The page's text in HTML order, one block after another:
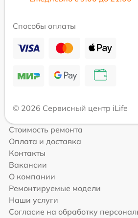
Способы оплаты
© 2026 Сервисный центр iLife
Стоимость ремонта
Оплата и доставка
Контакты
Вакансии
О компании
Ремонтируемые модели
Наши услуги
Согласие на обработку